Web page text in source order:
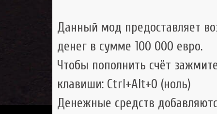
Данный мод предоставляет
денег в сумме 100 000 евро.
Чтобы пополнить счёт
клавиши: Ctrl+Alt+0 (ноль)
Денежные средств